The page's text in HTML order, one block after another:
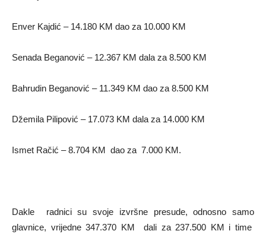
Enver Kajdić – 14.180 KM dao za 10.000 KM
Senada Beganović – 12.367 KM dala za 8.500 KM
Bahrudin Beganović – 11.349 KM dao za 8.500 KM
Džemila Pilipović – 17.073 KM dala za 14.000 KM
Ismet Račić – 8.704 KM dao za 7.000 KM.
Dakle radnici su svoje izvršne presude, odnosno samo
glavnice, vrijedne 347.370 KM dali za 237.500 KM i time